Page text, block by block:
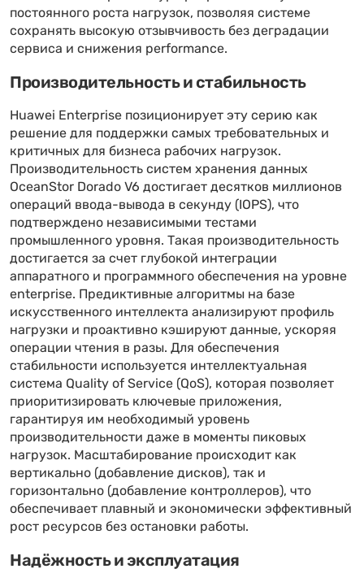
постоянного роста нагрузок, позволяя системе
сохранять высокую отзывчивость без деградации
сервиса и снижения performance.
Производительность и стабильность
Huawei Enterprise позиционирует эту серию как
решение для поддержки самых требовательных и
критичных для бизнеса рабочих нагрузок.
Производительность систем хранения данных
OceanStor Dorado V6 достигает десятков миллионов
операций ввода-вывода в секунду (IOPS), что
подтверждено независимыми тестами
промышленного уровня. Такая производительность
достигается за счет глубокой интеграции
аппаратного и программного обеспечения на уровне
enterprise. Предиктивные алгоритмы на базе
искусственного интеллекта анализируют профиль
нагрузки и проактивно кэшируют данные, ускоряя
операции чтения в разы. Для обеспечения
стабильности используется интеллектуальная
система Quality of Service (QoS), которая позволяет
приоритизировать ключевые приложения,
гарантируя им необходимый уровень
производительности даже в моменты пиковых
нагрузок. Масштабирование происходит как
вертикально (добавление дисков), так и
горизонтально (добавление контроллеров), что
обеспечивает плавный и экономически эффективный
рост ресурсов без остановки работы.
Надёжность и эксплуатация